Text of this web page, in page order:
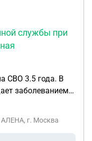
службы при
заболеванием
эритема. Руки в
и в сырости
г. Москва